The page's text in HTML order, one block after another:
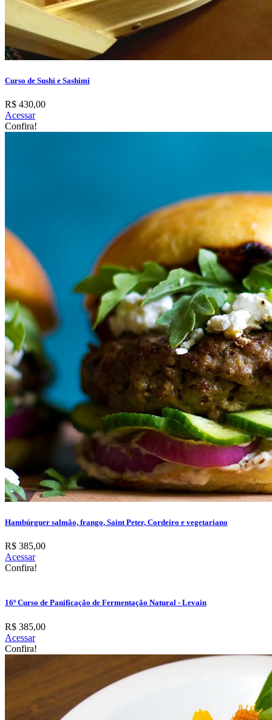
Curso de Sushi e Sashimi
R$ 430,00
Acessar
Confira!
Hambúrguer salmão, frango, Saint Peter, Cordeiro e vegetariano
R$ 385,00
Acessar
Confira!
16º Curso de Panificação de Fermentação Natural - Levain
R$ 385,00
Acessar
Confira!